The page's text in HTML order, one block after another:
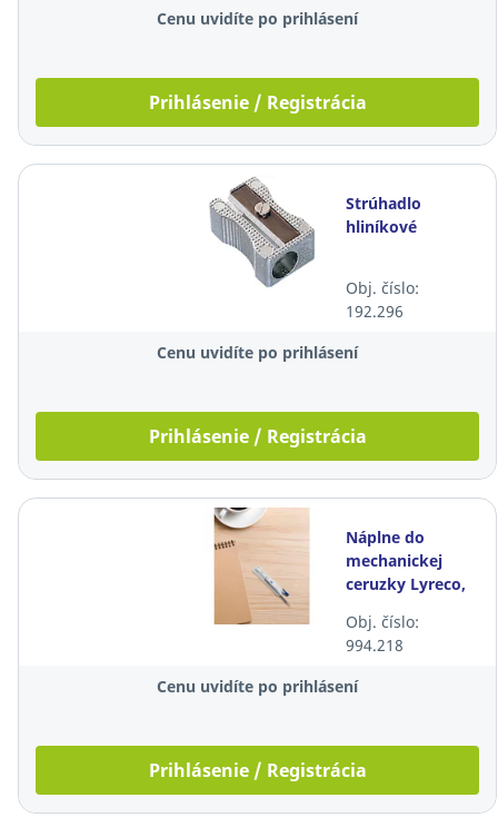
Cenu uvidíte po prihlásení
Prihlásenie / Registrácia
Strúhadlo
hliníkové
Obj. číslo:
192.296
Cenu uvidíte po prihlásení
Prihlásenie / Registrácia
Náplne do
mechanickej
ceruzky Lyreco,
ks/bal
Obj. číslo:
994.218
Cenu uvidíte po prihlásení
Prihlásenie / Registrácia